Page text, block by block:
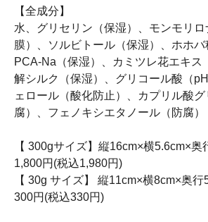
【全成分】
水、グリセリン（保湿）、モンモリ
膜）、ソルビトール（保湿）、ホホバ
PCA-Na（保湿）、カミツレ花エキス
解シルク（保湿）、グリコール酸（
ェロール（酸化防止）、カプリル酸
腐）、フェノキシエタノール（防腐）
【 300gサイズ】縦16cm×横5.6cm×奥
1,800円(税込1,980円)
【 30g サイズ】 縦11cm×横8cm×奥行
300円(税込330円)